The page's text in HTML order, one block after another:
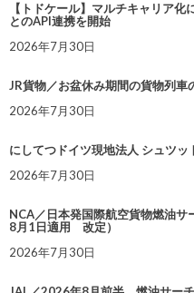
【トドケール】マルチキャリア
とのAPI連携を開始
2026年7月30日
JR貨物／お盆休み期間の貨物列車
2026年7月30日
にしてつドイツ現地法人 シュツ
2026年7月30日
NCA／日本発国際航空貨物燃油
8月1日適用 改定）
2026年7月30日